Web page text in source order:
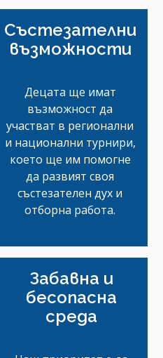
Състезателни
възможности
Децата ще имат
възможност да
участват в регионални
и национални турнири,
което ще им помогне
да развият своя
състезателен дух и
отборна работа.
Забавна и
бесопасна
среда